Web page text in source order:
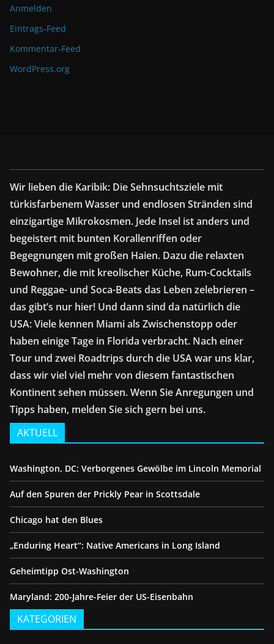
Anmelden
Eintrags-Feed
Kommentar-Feed
WordPress.org
Wir lieben die Karibik: Die Sehnsuchtsziele mit
türkisfarbenem Wasser und endlosen Stränden sind
einzigartige Mikrokosmen. Jede Insel ist anders und
begeistert mit bunten Korallenriffen oder
Begegnungen mit großen Haien. Dazu die relaxten
Bewohner, die mit kreolischer Küche, Rum-Cocktails
und Reggae- und Soca-Beats das Leben zelebrieren –
das gibt’s nur hier! Und dann sind da natürlich die
USA: Viele kennen Miami als Zwischenstopp oder
haben einige Tage in Florida verbracht. Nach einer
Tour und zwei Roadtrips durch die USA war uns klar,
dass wir viel viel mehr von diesem fantastischen
Kontinent sehen müssen. Wenn Sie Anregungen und
Tipps haben, melden Sie sich gern bei uns.
AKTUELL
Washington, DC: Verborgenes Gewölbe im Lincoln Memorial
Auf den Spuren der Prickly Pear in Scottsdale
Chicago hat den Blues
„Enduring Heart“: Native Americans in Long Island
Geheimtipp Ost-Washington
Maryland: 200-Jahre-Feier der US-Eisenbahn
KATEGORIEN